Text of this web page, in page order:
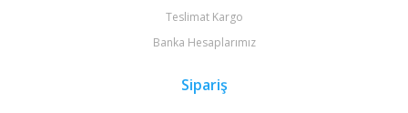
Teslimat Kargo
Banka Hesaplarımız
Sipariş